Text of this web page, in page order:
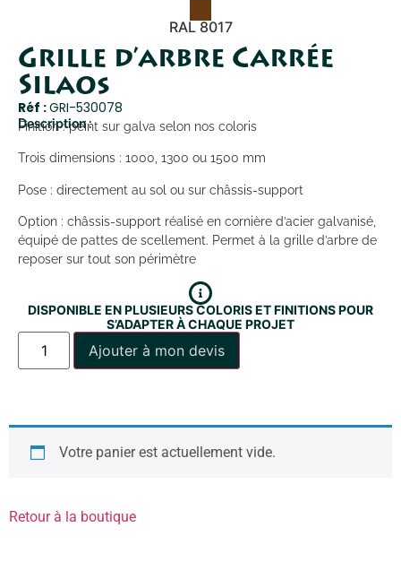
RAL 8017
Grille d’arbre Carrée
Silaos
Réf :GRI-530078
Description :
Finition : peint sur galva selon nos coloris
Trois dimensions : 1000, 1300 ou 1500 mm
Pose : directement au sol ou sur châssis-support
Option : châssis-support réalisé en cornière d’acier galvanisé,
équipé de pattes de scellement. Permet à la grille d’arbre de
reposer sur tout son périmètre
DISPONIBLE EN PLUSIEURS COLORIS ET FINITIONS POUR
S’ADAPTER À CHAQUE PROJET
Ajouter à mon devis
Votre panier est actuellement vide.
Retour à la boutique